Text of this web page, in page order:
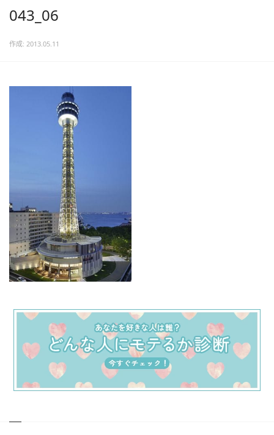
043_06
作成: 2013.05.11